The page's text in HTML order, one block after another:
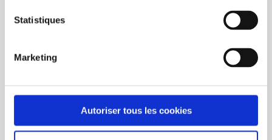
Statistiques
Marketing
Autoriser tous les cookies
CATÉGORIES
VU(S) RÉCEMMENTEFFACER